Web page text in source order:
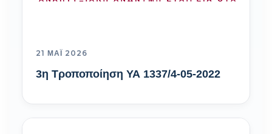
21 ΜΆΙ 2026
3η Τροποποίηση ΥΑ 1337/4-05-2022